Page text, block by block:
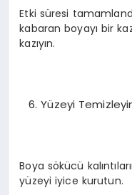
Etki süresi
kabaran boyayı bir
kazıyın.
Yüzeyi
Boya sökücü
yüzeyi iyice kurutun.